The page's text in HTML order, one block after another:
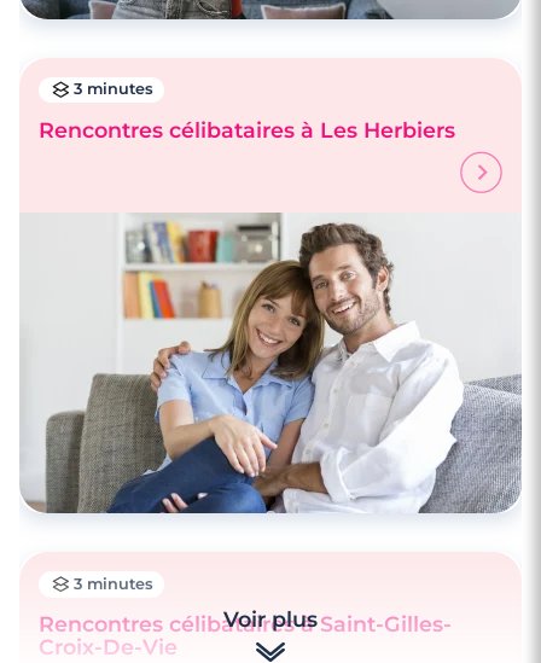
3 minutes
Rencontre à Chantonnay
3 minutes
Rencontres célibataires à Les Herbiers
3 minutes
Rencontres célibataires à Saint-Gilles-
Croix-De-Vie
Voir plus